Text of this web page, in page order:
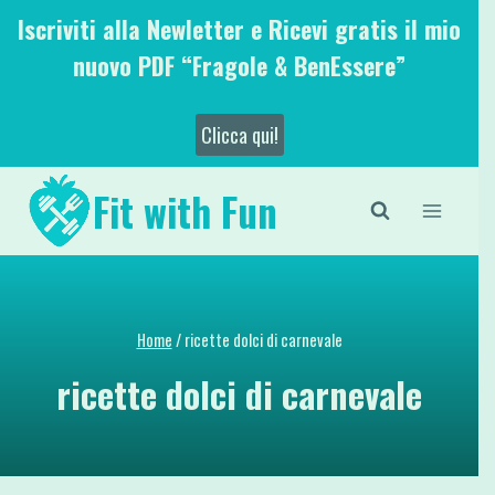
SaltaIscriviti alla Newletter e Ricevi gratis il mio
nuovo PDF “Fragole & BenEssere”
Clicca qui!
Fit with Fun
Home/ ricette dolci di carnevale
ricette dolci di carnevale